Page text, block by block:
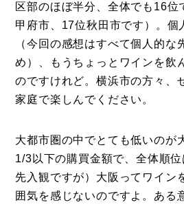
区部のほぼ半分、全体でも16位
甲府市、17位秋田市です）。個
（今回の感想はすべて個人的な
め）、もうちょっとワインを飲
のですけれど。横浜市の方々、
家庭で楽しんでください。
大都市圏の中でとても低いのが
1/3以下の購買金額で、全体順
先入観ですが）大阪ってワイン
囲気を感じないのですよ。ある